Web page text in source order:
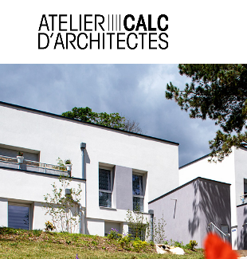
Panneau de gestion des cookies